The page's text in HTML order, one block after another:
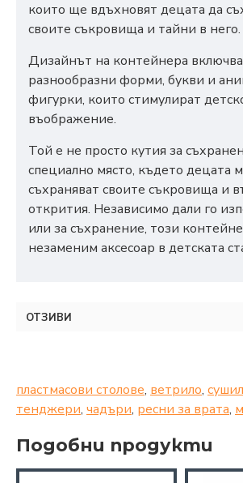
които ще вдъхновят децата да
своите съкровища и тайни в него.
Дизайнът на контейнера включва
разнообразни форми, букви и
фигурки, които стимулират
въображение.
Той е не просто кутия за
специално място, където децата
съхраняват своите съкровища и
открития. Независимо дали го
или за съхранение, този
незаменим аксесоар в детската
ОТЗИВИ
пластмасови столове, ветрило,
тенджери, чадъри, ресни за врата,
Подобни продукти